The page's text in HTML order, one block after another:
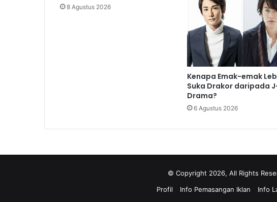
8 Agustus 2026
Kenapa Emak-emak
Suka Drakor daripada
Drama?
6 Agustus 2026
© Copyright 2026, All Rights
Profil
Info Pemasangan Iklan Info